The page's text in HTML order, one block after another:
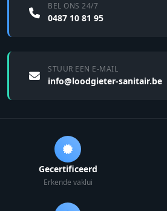
BEL ONS 24/7
0487 10 81 95
STUUR EEN E-MAIL
info@loodgieter-sanitair.be
Gecertificeerd
Erkende vaklui